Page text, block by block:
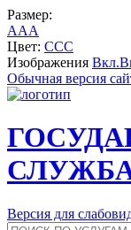
Размер:
AAA
Цвет: CCC
Изображения Вкл.
Обычная версия
Версия для